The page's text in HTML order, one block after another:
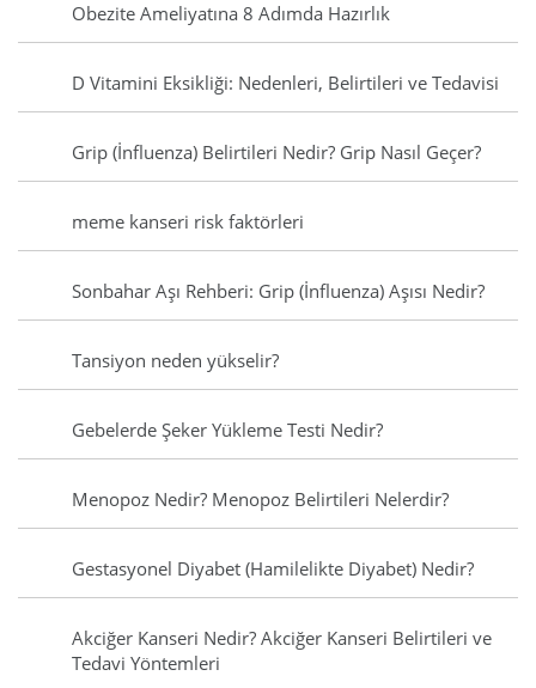
Obezite Ameliyatına 8 Adımda Hazırlık
D Vitamini Eksikliği: Nedenleri, Belirtileri ve Tedavisi
Grip (İnfluenza) Belirtileri Nedir? Grip Nasıl Geçer?
meme kanseri risk faktörleri
Sonbahar Aşı Rehberi: Grip (İnfluenza) Aşısı Nedir?
Tansiyon neden yükselir?
Gebelerde Şeker Yükleme Testi Nedir?
Menopoz Nedir? Menopoz Belirtileri Nelerdir?
Gestasyonel Diyabet (Hamilelikte Diyabet) Nedir?
Akciğer Kanseri Nedir? Akciğer Kanseri Belirtileri ve
Tedavi Yöntemleri